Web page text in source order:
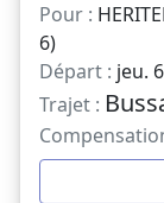
Pour :
6)
Départ : jeu.
Trajet :